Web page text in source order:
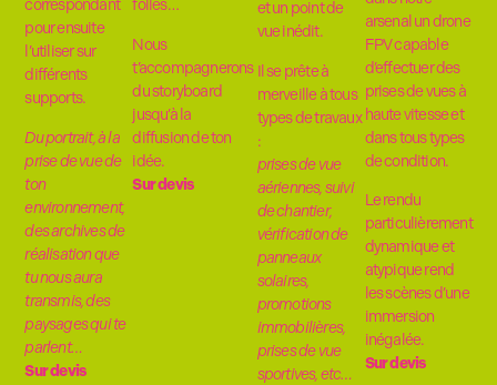
correspondant
pour ensuite
l’utiliser sur
différents
supports.
Du portrait, à la
prise de vue de
ton
environnement,
des archives de
réalisation que
tu nous aura
transmis, des
paysages qui te
parlent…
Sur devis
folles…
Nous
t’accompagnerons
du storyboard
jusqu’à la
diffusion de ton
idée.
Sur devis
et un point de
vue inédit.
Il se prête à
merveille à tous
types de travaux
:
prises de vue
aériennes, suivi
de chantier,
vérification de
panneaux
solaires,
promotions
immobilières,
prises de vue
sportives, etc…
arsenal un drone
FPV capable
d’effectuer des
prises de vues à
haute vitesse et
dans tous types
de condition.
Le rendu
particulièrement
dynamique et
atypique rend
les scènes d’une
immersion
inégalée.
Sur devis